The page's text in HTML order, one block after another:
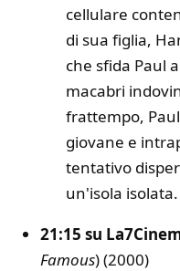
cellulare
di sua figlia,
che sfida Paul
macabri
frattempo,
giovane e
tentativo
un'isola isolata.
21:15 su
Famous) (2000)